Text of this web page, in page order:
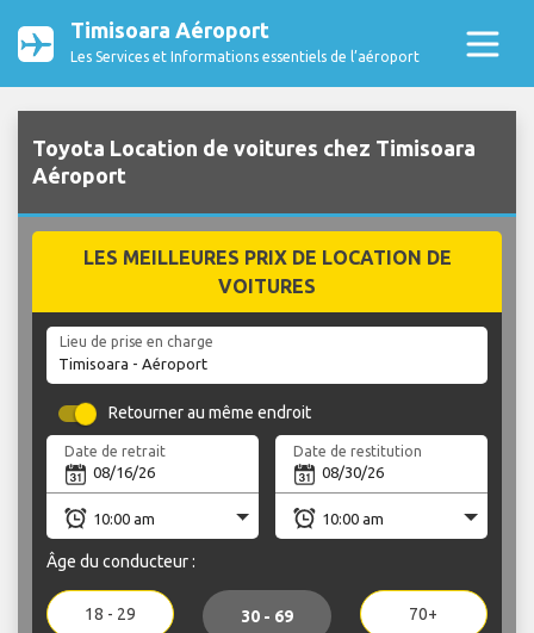
Timisoara Aéroport
Les Services et Informations essentiels de l’aéroport
Toyota Location de voitures chez Timisoara
Aéroport
LES MEILLEURES PRIX DE LOCATION DE
VOITURES
Lieu de prise en charge
Retourner au même endroit
Date de retrait Date de restitution
Âge du conducteur :
18 - 29 30 - 69 70+